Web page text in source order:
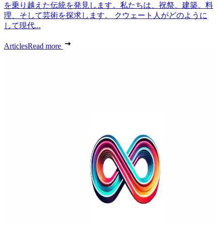
を乗り越えた伝統を発見します。私たちは、祝祭、建築、料
理、そして芸術を探求します。 クウェート人がどのように
して現代...
ArticlesRead more